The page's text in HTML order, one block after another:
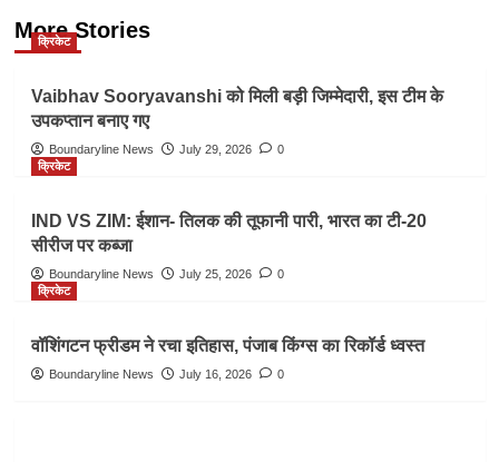
More Stories
क्रिकेट
Vaibhav Sooryavanshi को मिली बड़ी जिम्मेदारी, इस टीम के
उपकप्तान बनाए गए
Boundaryline News July 29, 2026
0
क्रिकेट
IND VS ZIM: ईशान- तिलक की तूफानी पारी, भारत का टी-20
सीरीज पर कब्जा
Boundaryline News July 25, 2026
0
क्रिकेट
वॉशिंगटन फ्रीडम ने रचा इतिहास, पंजाब किंग्स का रिकॉर्ड ध्वस्त
Boundaryline News July 16, 2026 0